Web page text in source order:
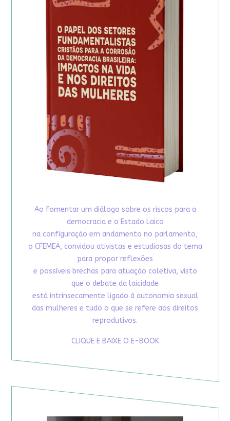
Ao fomentar um diálogo sobre os riscos para a
democracia e o Estado Laico
na configuração em andamento no parlamento,
o CFEMEA, convidou ativistas e estudiosas do tema
para propor reflexões
e possíveis brechas para atuação coletiva, visto
que o debate da laicidade
está intrinsecamente ligado à autonomia sexual
das mulheres e tudo o que se refere aos direitos
reprodutivos.
CLIQUE E BAIXE O E-BOOK